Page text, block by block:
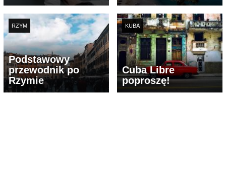
RZYM
Podstawowy
przewodnik po
Rzymie
KUBA
Cuba Libre
poproszę!